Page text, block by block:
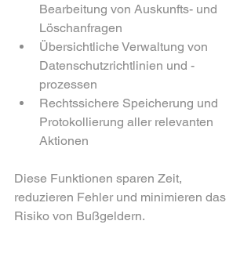
Bearbeitung von Auskunfts- und
Löschanfragen
Übersichtliche Verwaltung von
Datenschutzrichtlinien und -
prozessen
Rechtssichere Speicherung und
Protokollierung aller relevanten
Aktionen
Diese Funktionen sparen Zeit,
reduzieren Fehler und minimieren das
Risiko von Bußgeldern.